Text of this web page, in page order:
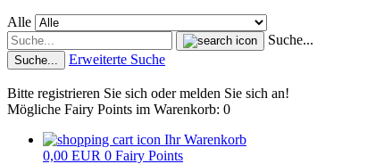
Alle
Suche...
Suche... Erweiterte Suche
Bitte registrieren Sie sich oder melden Sie sich an!
Mögliche Fairy Points im Warenkorb: 0
Ihr Warenkorb
0,00 EUR 0 Fairy Points